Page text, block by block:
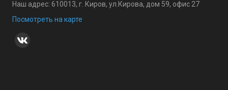
Наш адрес: 610013, г. Киров, ул.Кирова, дом 59, офис 27
Посмотреть на карте